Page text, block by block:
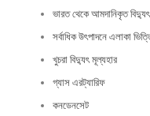
ভারত থেকে আমদানিকৃত বিদ্যুৎ
সর্বাধিক উৎপাদনে এলাকা
খুচরা বিদ্যুৎ মূল্যহার
গ্যাস এরট্যারিফ
কনডেনসেট